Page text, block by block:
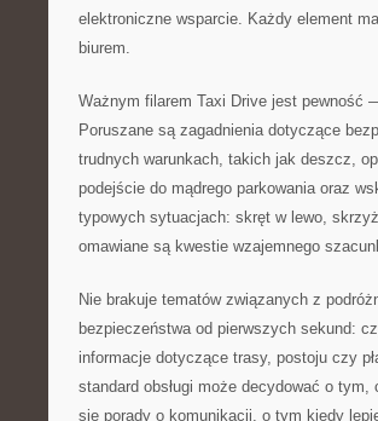
elektroniczne wsparcie. Każdy element
biurem.
Ważnym filarem Taxi Drive jest pewność
Poruszane są zagadnienia dotyczące
trudnych warunkach, takich jak deszcz,
podejście do mądrego parkowania oraz
typowych sytuacjach: skręt w lewo,
omawiane są kwestie wzajemnego
Nie brakuje tematów związanych z
bezpieczeństwa od pierwszych sekund:
informacje dotyczące trasy, postoju czy
standard obsługi może decydować o
się porady o komunikacji, o tym kiedy